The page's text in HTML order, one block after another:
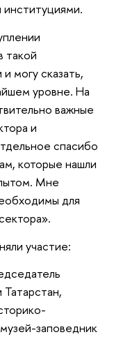
такой
могу сказать,
уровне. На
важные
и
спасибо
которые нашли
Мне
для
участие:
заповедник